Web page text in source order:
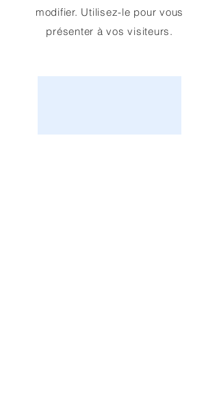
modifier. Utilisez-le pour vous
présenter à vos visiteurs.